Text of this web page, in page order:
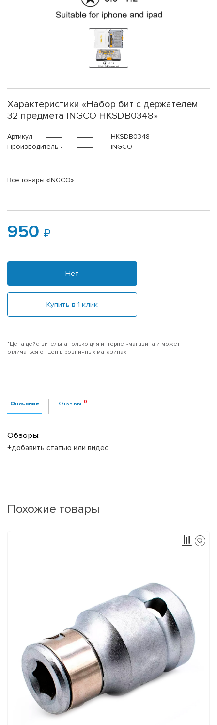
Характеристики «Набор бит с держателем
32 предмета INGCO HKSDB0348»
Артикул
HKSDB0348
Производитель
INGCO
Все товары «INGCO»
950
Нет
Купить в 1 клик
*Цена действительна только для интернет-магазина и может
отличаться от цен в розничных магазинах
Описание Отзывы
Обзоры:
+добавить статью или видео
Похожие товары